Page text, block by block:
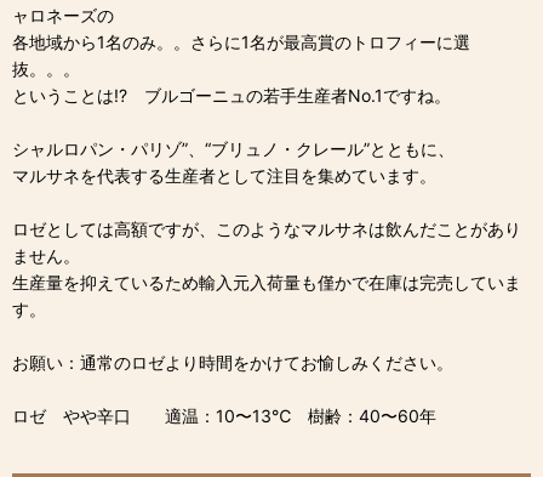
ャロネーズの
各地域から1名のみ。。さらに1名が最高賞のトロフィーに選
抜。。。
ということは!? ブルゴーニュの若手生産者No.1ですね。
シャルロパン・パリゾ”、“ブリュノ・クレール”とともに、
マルサネを代表する生産者として注目を集めています。
ロゼとしては高額ですが、このようなマルサネは飲んだことがあり
ません。
生産量を抑えているため輸入元入荷量も僅かで在庫は完売していま
す。
お願い：通常のロゼより時間をかけてお愉しみください。
ロゼ やや辛口 適温：10〜13℃ 樹齢：40〜60年